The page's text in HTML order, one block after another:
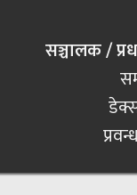
सञ्चालक /